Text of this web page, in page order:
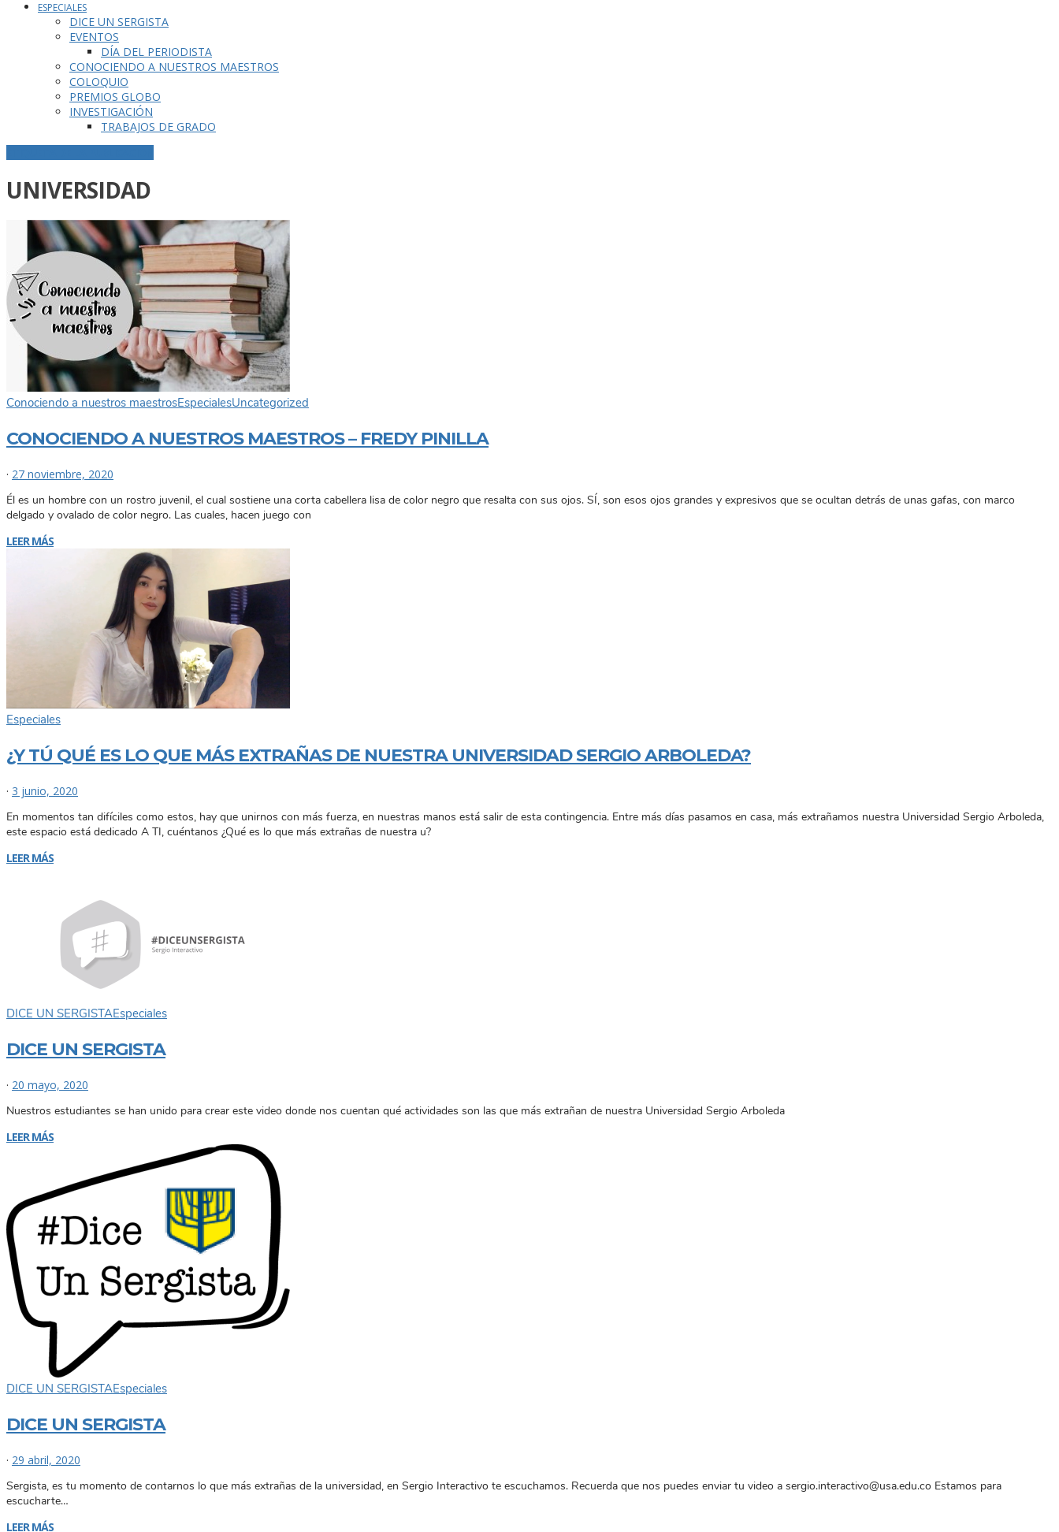
ESPECIALES
DICE UN SERGISTA
EVENTOS
DÍA DEL PERIODISTA
CONOCIENDO A NUESTROS MAESTROS
COLOQUIO
PREMIOS GLOBO
INVESTIGACIÓN
TRABAJOS DE GRADO
UNIVERSIDAD
Conociendo a nuestros maestrosEspecialesUncategorized
CONOCIENDO A NUESTROS MAESTROS – FREDY PINILLA
· 27 noviembre, 2020
Él es un hombre con un rostro juvenil, el cual sostiene una corta cabellera lisa de color negro que resalta con sus ojos. SÍ, son esos ojos grandes y expresivos que se ocultan detrás de unas gafas, con marco
delgado y ovalado de color negro. Las cuales, hacen juego con
LEER MÁS
Especiales
¿Y TÚ QUÉ ES LO QUE MÁS EXTRAÑAS DE NUESTRA UNIVERSIDAD SERGIO ARBOLEDA?
· 3 junio, 2020
En momentos tan difíciles como estos, hay que unirnos con más fuerza, en nuestras manos está salir de esta contingencia. Entre más días pasamos en casa, más extrañamos nuestra Universidad Sergio Arboleda,
este espacio está dedicado A TI, cuéntanos ¿Qué es lo que más extrañas de nuestra u?
LEER MÁS
DICE UN SERGISTAEspeciales
DICE UN SERGISTA
· 20 mayo, 2020
Nuestros estudiantes se han unido para crear este video donde nos cuentan qué actividades son las que más extrañan de nuestra Universidad Sergio Arboleda
LEER MÁS
DICE UN SERGISTAEspeciales
DICE UN SERGISTA
· 29 abril, 2020
Sergista, es tu momento de contarnos lo que más extrañas de la universidad, en Sergio Interactivo te escuchamos. Recuerda que nos puedes enviar tu video a sergio.interactivo@usa.edu.co Estamos para
escucharte…
LEER MÁS